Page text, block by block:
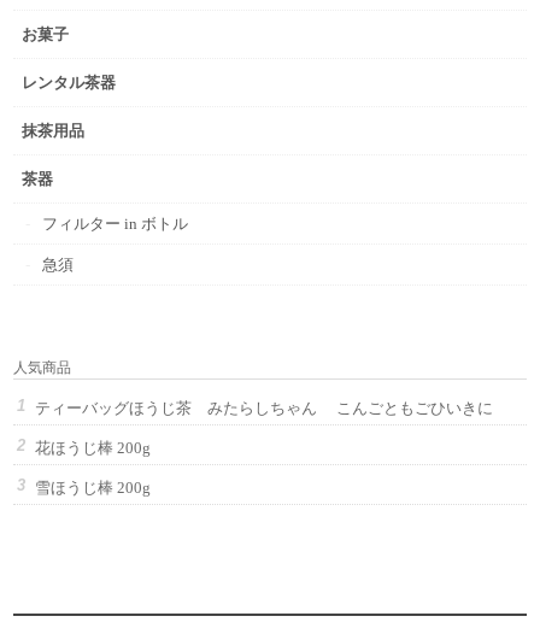
お菓子
レンタル茶器
抹茶用品
茶器
フィルター in ボトル
急須
人気商品
ティーバッグほうじ茶 みたらしちゃん こんごともごひいきに
花ほうじ棒 200g
雪ほうじ棒 200g